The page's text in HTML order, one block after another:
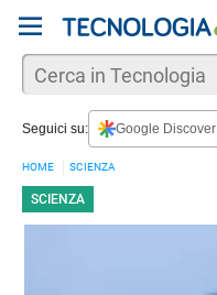
Seguici su: Google Discover
HOME SCIENZA
SCIENZA